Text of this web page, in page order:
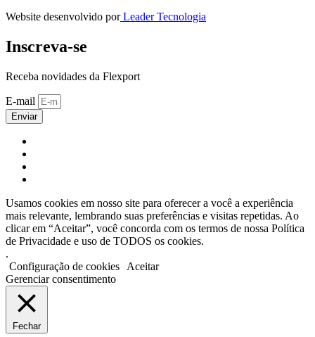
Website desenvolvido porLeader Tecnologia
Inscreva-se
Receba novidades da Flexport
E-mail
Enviar
Usamos cookies em nosso site para oferecer a você a experiência
mais relevante, lembrando suas preferências e visitas repetidas. Ao
clicar em “Aceitar”, você concorda com os termos de nossa Política
de Privacidade e uso de TODOS os cookies.
.
Configuração de cookies
Aceitar
Gerenciar consentimento
Fechar